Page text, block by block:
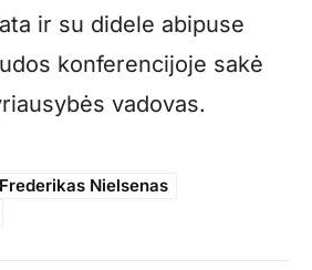
ir su didele abipuse
konferencijoje sakė
vadovas.
Nielsenas